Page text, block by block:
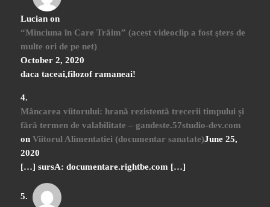
Lucian on
“Minciuna în Care Trăim” (acest videoclip a fost şters de
multe ori de pe net)
October 2, 2020
daca taceai,filozof ramaneai!
Mâncarea viitorului: hrană rezistentă trecerii timpului și
fără termen de valabilitate – gandeste.57studio-dev.com
onViitorul Alimentatiei (documentar sanatate)June 25,
2020
[…] sursA: documentare.rightbe.com […]